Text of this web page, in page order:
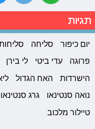
תגיות
יום כיפור סליחה
פרוגה
עדי ביטי לי בירן
הישרדות
האח הגדול
נואה סנטינאו
גרג סנטינאו
טיילור מלכוב